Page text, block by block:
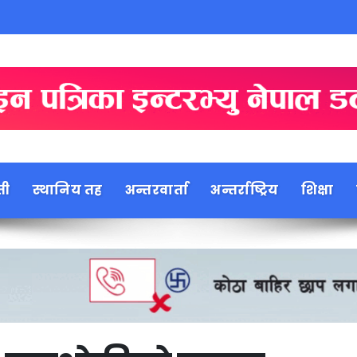
स्थानिय तह अन्तरवार्ता अन्तर्राष्ट्रिय शिक्षा